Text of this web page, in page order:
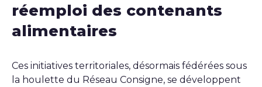
réemploi des contenants
alimentaires
Ces initiatives territoriales, désormais fédérées sous
la houlette du Réseau Consigne, se développent